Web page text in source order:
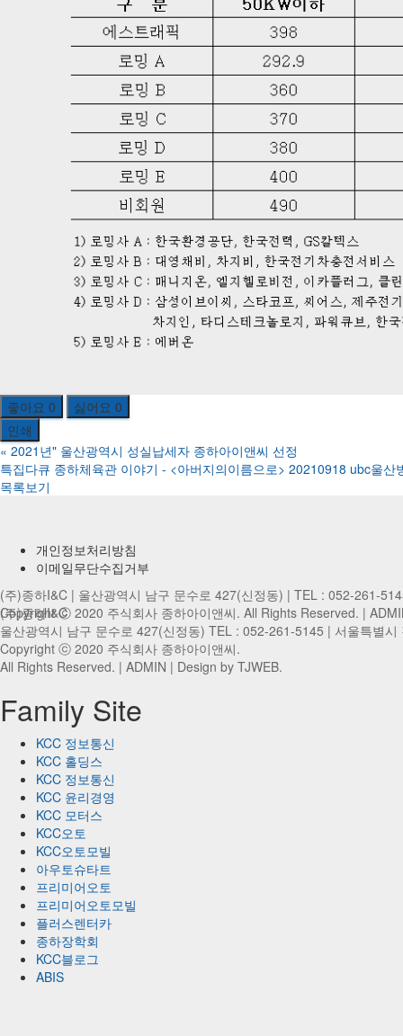
좋아요 0 싫어요 0
인쇄
« 2021년" 울산광역시 성실납세자 종하아이앤씨 선정
특집다큐 종하체육관 이야기 - <아버지의이름으로> 20210918 ubc울산
목록보기
개인정보처리방침
이메일무단수집거부
(주)종하I&C | 울산광역시 남구 문수로 427(신정동) | TEL : 052-261-
Copyright ⓒ 2020 주식회사 종하아이앤씨. All Rights Reserved. |
(주)종하I&C
울산광역시 남구 문수로 427(신정동) TEL : 052-261-5145 | 서울특별
Copyright ⓒ 2020 주식회사 종하아이앤씨.
All Rights Reserved. | ADMIN | Design by TJWEB.
Family Site
KCC 정보통신
KCC 홀딩스
KCC 정보통신
KCC 윤리경영
KCC 모터스
KCC오토
KCC오토모빌
아우토슈타트
프리미어오토
프리미어오토모빌
플러스렌터카
종하장학회
KCC블로그
ABIS